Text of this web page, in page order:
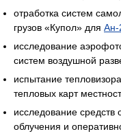
отработка систем
грузов «Купол» для Ан-
исследование
систем воздушной
испытание
тепловых карт
исследование средств
облучения и